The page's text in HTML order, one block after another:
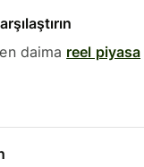
daima reel piyasa